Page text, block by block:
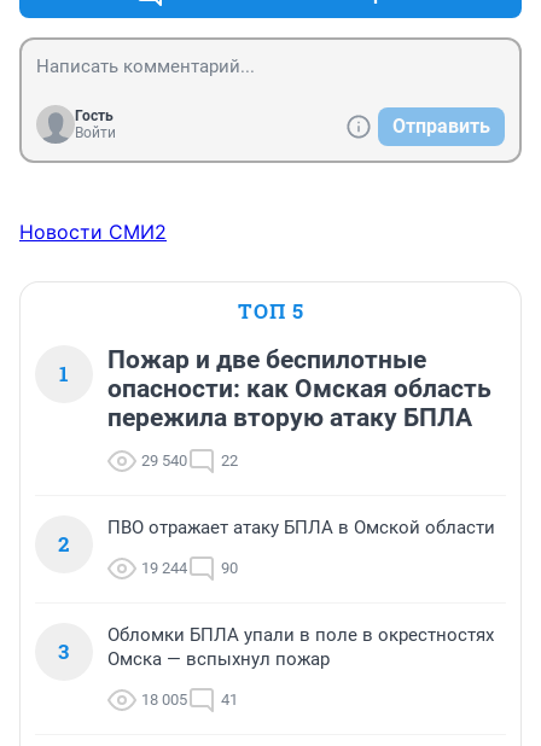
Гость
Войти
Отправить
Новости СМИ2
ТОП 5
1
Пожар и две беспилотные
опасности: как Омская область
пережила вторую атаку БПЛА
29 540 22
2
ПВО отражает атаку БПЛА в Омской области
19 244 90
3
Обломки БПЛА упали в поле в окрестностях
Омска — вспыхнул пожар
18 005 41